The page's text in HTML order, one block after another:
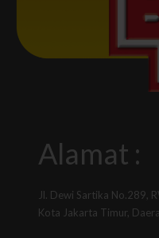
Alamat :
Jl. Dewi Sartika No.289,
Kota Jakarta Timur,